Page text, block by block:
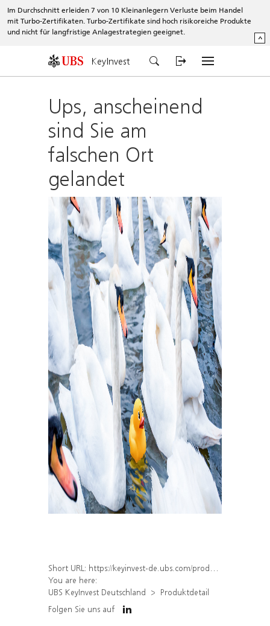
Im Durchschnitt erleiden 7 von 10 Kleinanlegern Verluste beim Handel
mit Turbo-Zertifikaten. Turbo-Zertifikate sind hoch risikoreiche Produkte
und nicht für langfristige Anlagestrategien geeignet.
^
KeyInvest
Ups, anscheinend
sind Sie am
falschen Ort
gelandet
Short URL: https://keyinvest-de.ubs.com/produkt/detail/index/isin/DE000WA7U7M7
You are here:
UBS KeyInvest Deutschland
Produktdetail
Folgen Sie uns auf